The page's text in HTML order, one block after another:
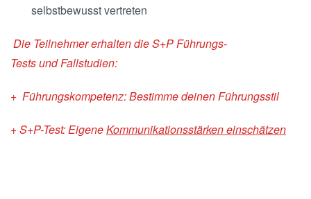
selbstbewusst vertreten
Die Teilnehmer erhalten dieS+P Führungs-
TestsundFallstudien:
+ Führungskompetenz: Bestimme deinen Führungsstil
+ S+P-Test: EigeneKommunikationsstärken einschätzen